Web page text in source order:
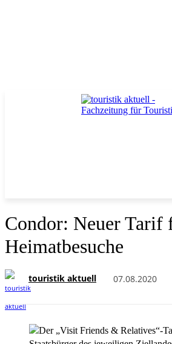
Condor: Neuer Tarif
Heimatbesuche
touristik aktuell 07.08.2020